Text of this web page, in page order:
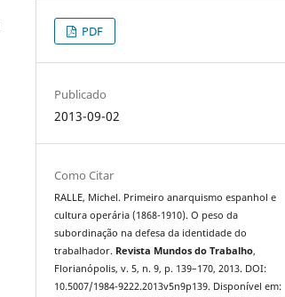
PDF
Publicado
2013-09-02
Como Citar
RALLE, Michel. Primeiro anarquismo espanhol e
cultura operária (1868-1910). O peso da
subordinação na defesa da identidade do
trabalhador. Revista Mundos do Trabalho,
Florianópolis, v. 5, n. 9, p. 139–170, 2013. DOI:
10.5007/1984-9222.2013v5n9p139. Disponível em: